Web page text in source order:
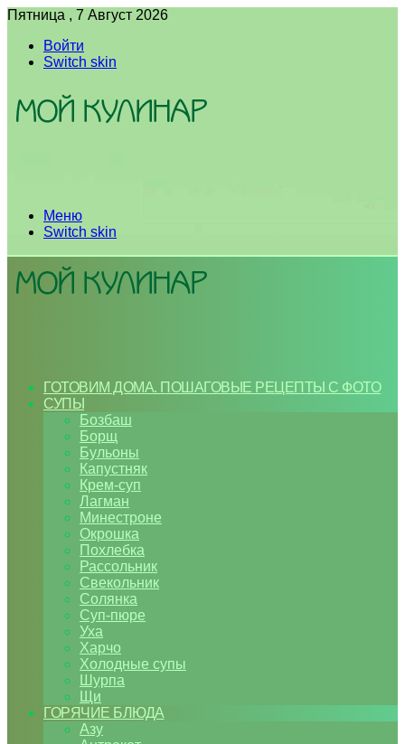
Пятница , 7 Август 2026
Войти
Switch skin
Меню
Switch skin
ГОТОВИМ ДОМА. ПОШАГОВЫЕ РЕЦЕПТЫ С ФОТО
СУПЫ
Бозбаш
Борщ
Бульоны
Капустняк
Крем-суп
Лагман
Минестроне
Окрошка
Похлебка
Рассольник
Свекольник
Солянка
Суп-пюре
Уха
Харчо
Холодные супы
Шурпа
Щи
ГОРЯЧИЕ БЛЮДА
Азу